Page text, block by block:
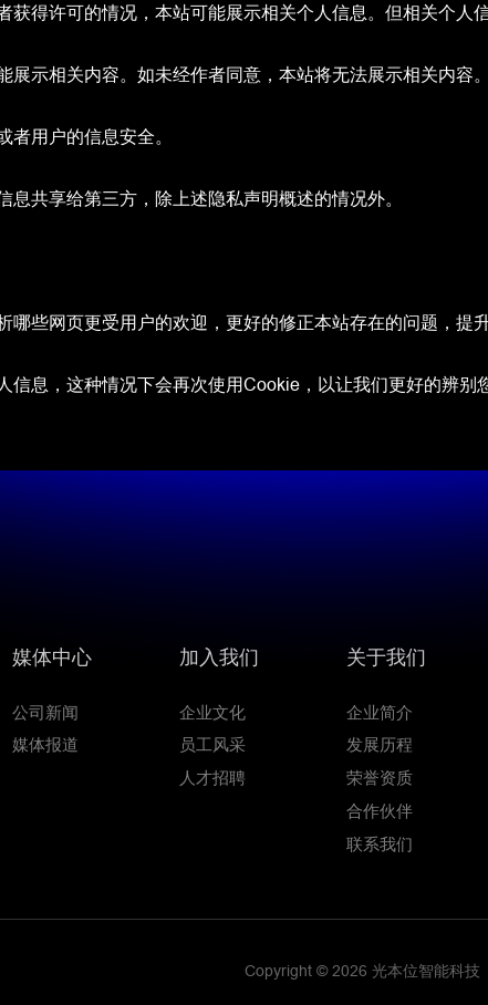
得许可的情况，本站可能展示相关个人信息。但相关个人
示相关内容。如未经作者同意，本站将无法展示相关内容。
者用户的信息安全。
共享给第三方，除上述隐私声明概述的情况外。
哪些网页更受用户的欢迎，更好的修正本站存在的问题，提
息，这种情况下会再次使用Cookie，以让我们更好的辨别
媒体中心
公司新闻
媒体报道
加入我们
企业文化
员工风采
人才招聘
关于我们
企业简介
发展历程
荣誉资质
合作伙伴
联系我们
Copyright © 2026 光本位智能科技